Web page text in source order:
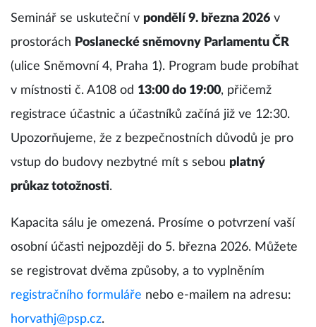
Seminář se uskuteční v pondělí 9. března 2026 v
prostorách Poslanecké sněmovny Parlamentu ČR
(ulice Sněmovní 4, Praha 1). Program bude probíhat
v místnosti č. A108 od 13:00 do 19:00, přičemž
registrace účastnic a účastníků začíná již ve 12:30.
Upozorňujeme, že z bezpečnostních důvodů je pro
vstup do budovy nezbytné mít s sebou platný
průkaz totožnosti.
Kapacita sálu je omezená. Prosíme o potvrzení vaší
osobní účasti nejpozději do 5. března 2026. Můžete
se registrovat dvěma způsoby, a to vyplněním
registračního formuláře nebo e-mailem na adresu:
horvathj@psp.cz.